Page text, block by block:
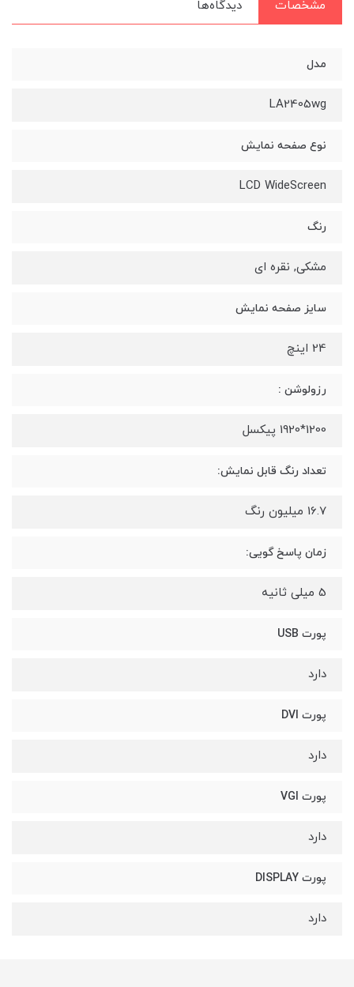
مشخصات دیدگاه‌ها
مدل
LA2405wg
نوع صفحه نمایش
LCD WideScreen
رنگ
مشکی, نقره ای
سایز صفحه نمایش
24 اینچ
رزولوشن :
1200*1920 پیکسل
تعداد رنگ قابل نمایش:
16.7 میلیون رنگ
زمان پاسخ گویی:
5 میلی ثانیه
پورت USB
دارد
پورت DVI
دارد
پورت VGI
دارد
پورت DISPLAY
دارد